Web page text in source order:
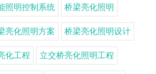
照明控制系统 桥梁亮化照明
亮化照明方案 桥梁亮化照明设计
化工程 立交桥亮化照明工程